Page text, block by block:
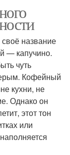
название
— капучино.
чуть
Кофейный
кухни, не
Однако он
этот тон
или